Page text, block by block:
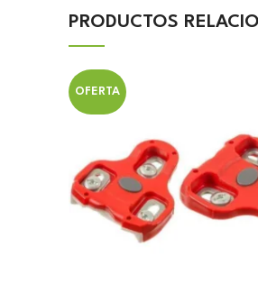
PRODUCTOS
OFERTA